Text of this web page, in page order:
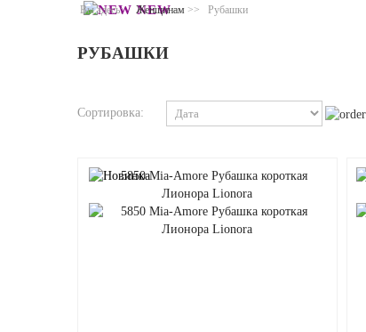
NEW
Вы здесь: Женщинам >> Рубашки
РУБАШКИ
Сортировка: